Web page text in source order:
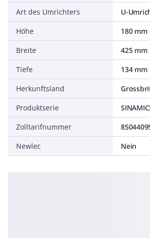
Art des Umrichters
U-
Höhe
180 mm
Breite
425 mm
Tiefe
134 mm
Herkunftsland
Produktserie
Zolltarifnummer
Newlec
Nein